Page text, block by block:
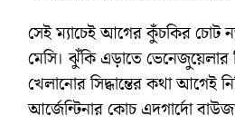
সেই ম্যাচেই আগের কুঁচকির চোট
মেসি। ঝুঁকি এড়াতে ভেনেজুয়েলার
খেলানোর সিদ্ধান্তের কথা আগেই
আর্জেন্টিনার কোচ এদগার্দো